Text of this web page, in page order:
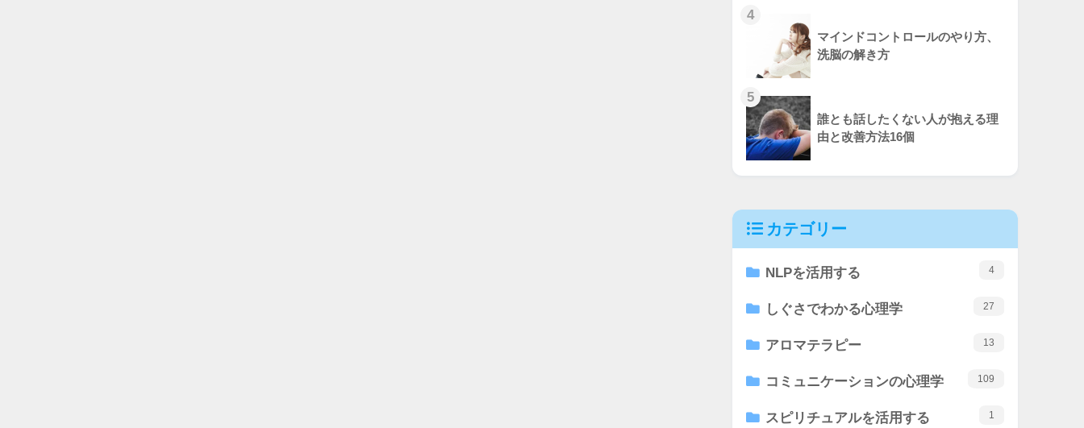
4
マインドコントロールのやり方、
洗脳の解き方
5
誰とも話したくない人が抱える理
由と改善方法16個
カテゴリー
NLPを活用する 4
しぐさでわかる心理学 27
アロマテラピー 13
コミュニケーションの心理学 109
スピリチュアルを活用する 1